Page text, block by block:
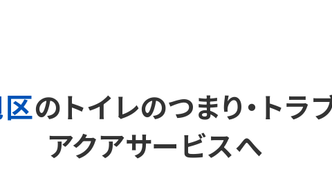
の トイレのつまり・トラ
アクアサービスへ